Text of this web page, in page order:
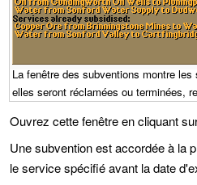
La fenêtre des subventions montre
elles seront réclamées ou terminées,
Ouvrez cette fenêtre en cliquant
Une subvention est accordée à la
le service spécifié avant la date